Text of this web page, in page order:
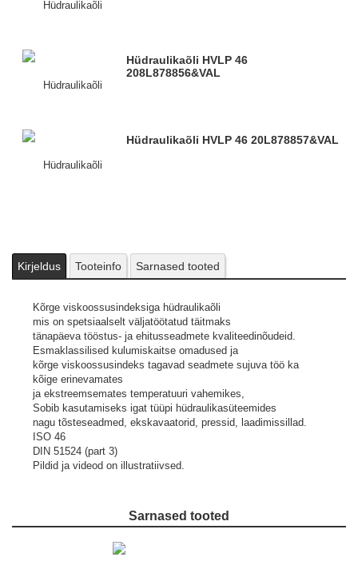
Hüdraulikaõli HVLP 46
208L878856&VAL
Hüdraulikaõli HVLP 46 20L878857&VAL
Kirjeldus Tooteinfo Sarnased tooted
Kõrge viskoossusindeksiga hüdraulikaõli
mis on spetsiaalselt väljatöötatud täitmaks
tänapäeva tööstus- ja ehitusseadmete kvaliteedinõudeid.
Esmaklassilised kulumiskaitse omadused ja
kõrge viskoossusindeks tagavad seadmete sujuva töö ka
kõige erinevamates
ja ekstreemsemates temperatuuri vahemikes,
Sobib kasutamiseks igat tüüpi hüdraulikasüteemides
nagu tõsteseadmed, ekskavaatorid, pressid, laadimissillad.
ISO 46
DIN 51524 (part 3)
Pildid ja videod on illustratiivsed.
Sarnased tooted